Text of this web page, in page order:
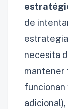
de
necesita
mantener
funcionan